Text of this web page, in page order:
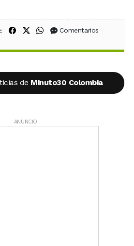
Compartir en Facebook
Compartir en X (Twitter)
Compartir en WhatsApp
Comentarios
de Minuto30 Colombia
ANUNCIO